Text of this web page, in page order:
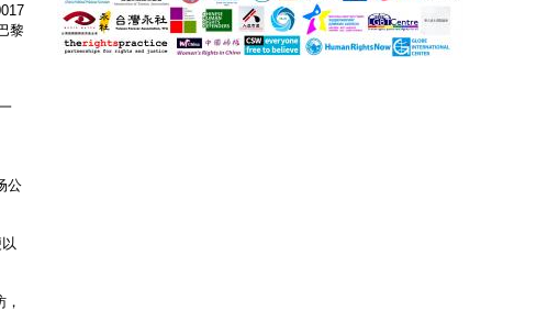
黎
公